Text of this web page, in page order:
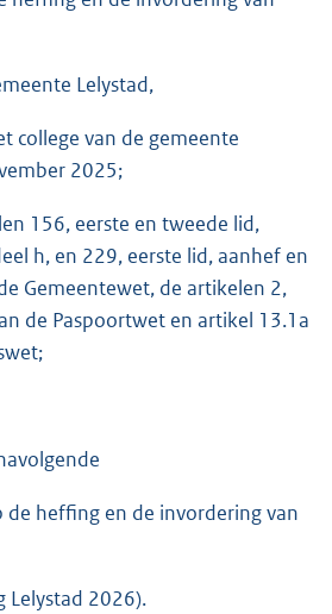
Lelystad,
college van de gemeente
2025;
156, eerste en tweede lid,
h, en 229, eerste lid, aanhef en
Gemeentewet, de artikelen 2,
de Paspoortwet en artikel 13.1a
de heffing en de invordering van
Lelystad 2026).